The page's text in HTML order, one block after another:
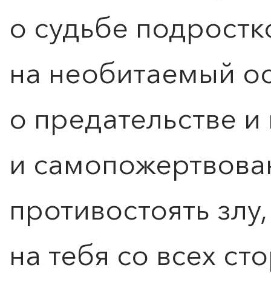
о судьбе
на необитаемый
о предательстве
и
противостоять
на тебя со всех